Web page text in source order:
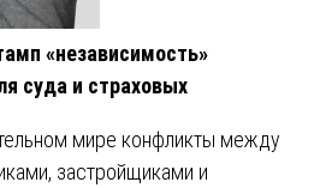
«независимость»
суда и страховых
мире конфликты между
застройщиками и